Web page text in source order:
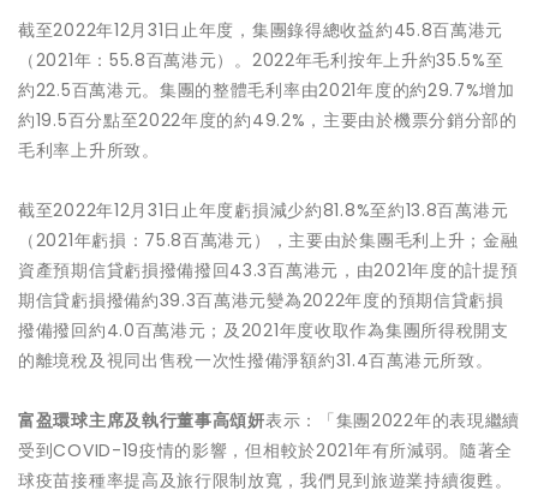
截至2022年12月31日止年度，集團錄得總收益約45.8百萬港元
（2021年：55.8百萬港元）。2022年毛利按年上升約35.5%至
約22.5百萬港元。集團的整體毛利率由2021年度的約29.7%增加
約19.5百分點至2022年度的約49.2%，主要由於機票分銷分部的
毛利率上升所致。
截至2022年12月31日止年度虧損減少約81.8%至約13.8百萬港元
（2021年虧損：75.8百萬港元），主要由於集團毛利上升；金融
資產預期信貸虧損撥備撥回43.3百萬港元，由2021年度的計提預
期信貸虧損撥備約39.3百萬港元變為2022年度的預期信貸虧損
撥備撥回約4.0百萬港元；及2021年度收取作為集團所得稅開支
的離境稅及視同出售稅一次性撥備淨額約31.4百萬港元所致。
富盈環球主席及執行董事高頌妍表示：「集團2022年的表現繼續
受到COVID-19疫情的影響，但相較於2021年有所減弱。隨著全
球疫苗接種率提高及旅行限制放寬，我們見到旅遊業持續復甦。